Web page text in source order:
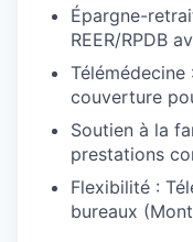
Épargne-
REER/RPDB
couverture
Soutien à la
prestations
Flexibilité :
bureaux